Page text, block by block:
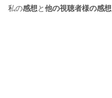
私の感想と他の視聴者様の感想